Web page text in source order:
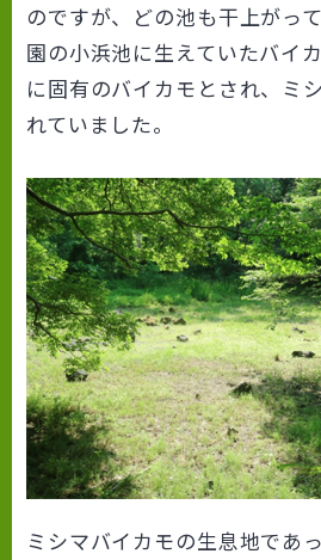
のですが、どの池も干上がっ
園の小浜池に生えていたバイ
に固有のバイカモとされ、ミ
れていました。
ミシマバイカモの生息地であ